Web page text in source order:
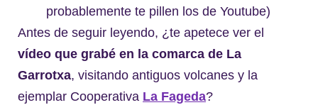
probablemente te pillen los de Youtube)
Antes de seguir leyendo, ¿te apetece ver el
vídeo que grabé en la comarca de La
Garrotxa, visitando antiguos volcanes y la
ejemplar Cooperativa La Fageda?